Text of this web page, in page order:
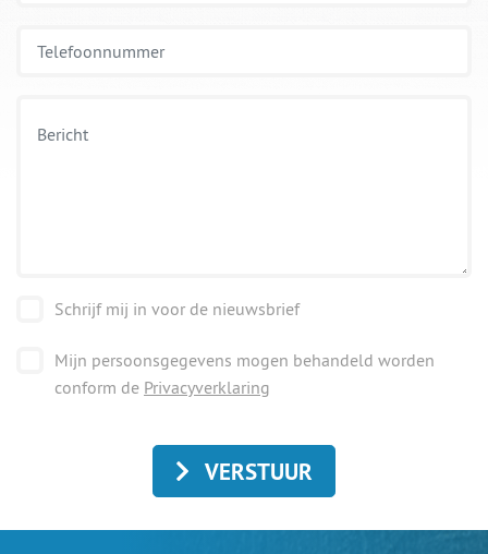
Schrijf mij in voor de nieuwsbrief
Mijn persoonsgegevens mogen behandeld worden
conform de Privacyverklaring
VERSTUUR